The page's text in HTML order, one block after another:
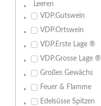
Leeren
VDP.Gutswein
VDP.Ortswein
VDP.Erste Lage ®
VDP.Grosse Lage ®
Großes Gewächs
Feuer & Flamme
Edelsüsse Spitzen